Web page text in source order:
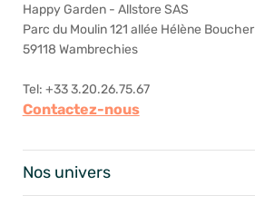
Happy Garden - Allstore SAS
Parc du Moulin 121 allée Hélène Boucher
59118 Wambrechies
Tel: +33 3.20.26.75.67
Contactez-nous
Nos univers